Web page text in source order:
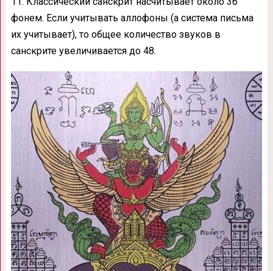
фонем. Если учитывать аллофоны (а система письма
их учитывает), то общее количество звуков в
санскрите увеличивается до 48.